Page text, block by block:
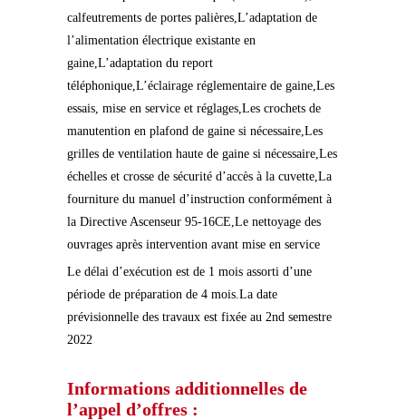
calfeutrements de portes palières,L’adaptation de
l’alimentation électrique existante en
gaine,L’adaptation du report
téléphonique,L’éclairage réglementaire de gaine,Les
essais, mise en service et réglages,Les crochets de
manutention en plafond de gaine si nécessaire,Les
grilles de ventilation haute de gaine si nécessaire,Les
échelles et crosse de sécurité d’accès à la cuvette,La
fourniture du manuel d’instruction conformément à
la Directive Ascenseur 95-16CE,Le nettoyage des
ouvrages après intervention avant mise en service
Le délai d’exécution est de 1 mois assorti d’une
période de préparation de 4 mois.La date
prévisionnelle des travaux est fixée au 2nd semestre
2022
Informations additionnelles de
l’appel d’offres :